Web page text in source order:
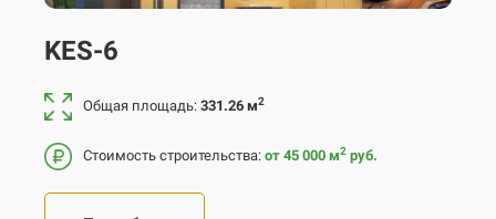
KES-6
Общая площадь: 331.26 м2
Стоимость строительства: от 45 000 м2 руб.